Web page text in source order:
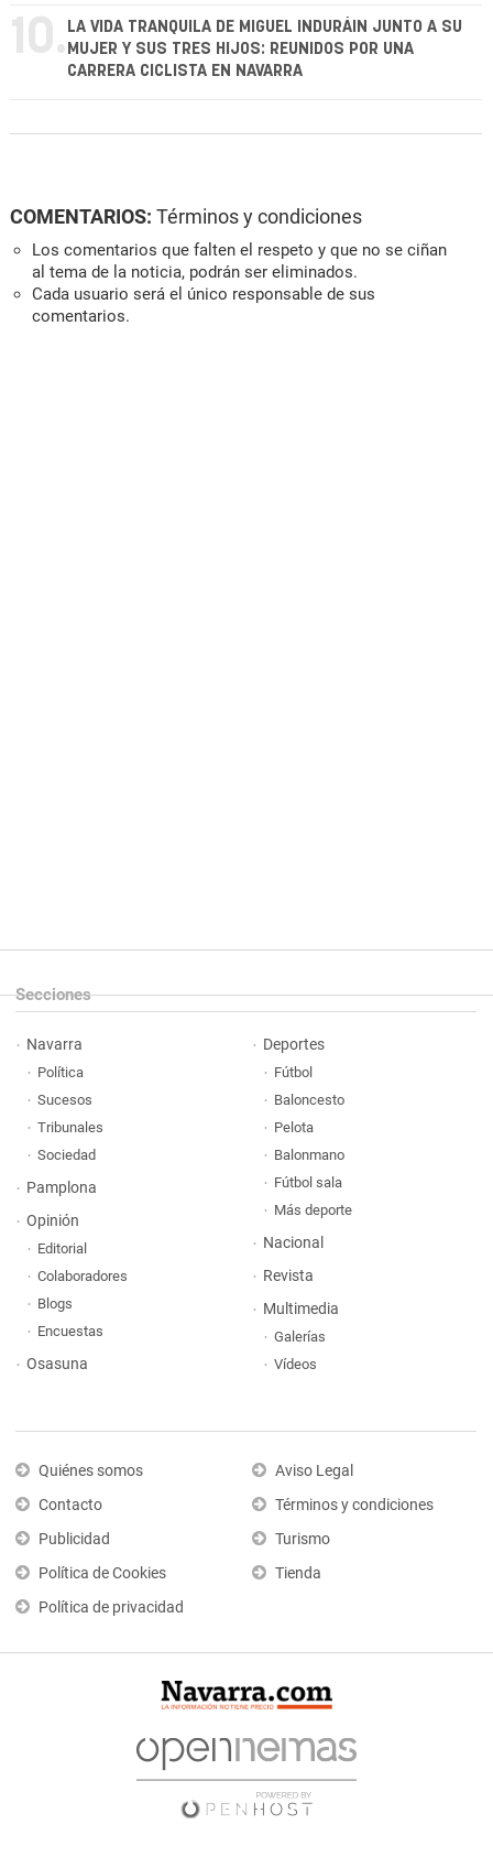
10. LA VIDA TRANQUILA DE MIGUEL INDURÁIN JUNTO A SU
MUJER Y SUS TRES HIJOS: REUNIDOS POR UNA
CARRERA CICLISTA EN NAVARRA
COMENTARIOS: Términos y condiciones
Los comentarios que falten el respeto y que no se ciñan
al tema de la noticia, podrán ser eliminados.
Cada usuario será el único responsable de sus
comentarios.
Secciones
Navarra
Política
Sucesos
Tribunales
Sociedad
Pamplona
Opinión
Editorial
Colaboradores
Blogs
Encuestas
Osasuna
Deportes
Fútbol
Baloncesto
Pelota
Balonmano
Fútbol sala
Más deporte
Nacional
Revista
Multimedia
Galerías
Vídeos
Quiénes somos
Contacto
Publicidad
Política de Cookies
Política de privacidad
Aviso Legal
Términos y condiciones
Turismo
Tienda